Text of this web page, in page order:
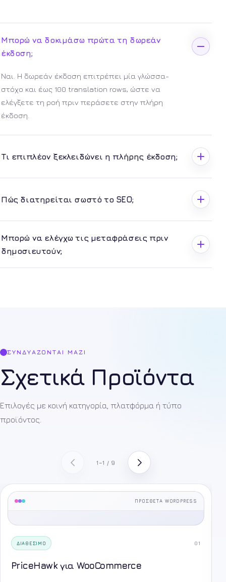
Μπορώ να δοκιμάσω πρώτα τη δωρεάν
έκδοση;
Ναι. Η δωρεάν έκδοση επιτρέπει μία γλώσσα-
στόχο και έως 100 translation rows, ώστε να
ελέγξετε τη ροή πριν περάσετε στην πλήρη
έκδοση.
Τι επιπλέον ξεκλειδώνει η πλήρης έκδοση;
Πώς διατηρείται σωστό το SEO;
Μπορώ να ελέγχω τις μεταφράσεις πριν
δημοσιευτούν;
ΣΥΝΔΥΆΖΟΝΤΑΙ ΜΑΖΊ
Σχετικά Προϊόντα
Επιλογές με κοινή κατηγορία, πλατφόρμα ή τύπο
προϊόντος.
1–1 / 9
ΠΡΌΣΘΕΤΑ WORDPRESS
ΔΙΑΘΈΣΙΜΟ 01
PriceHawk για WooCommerce